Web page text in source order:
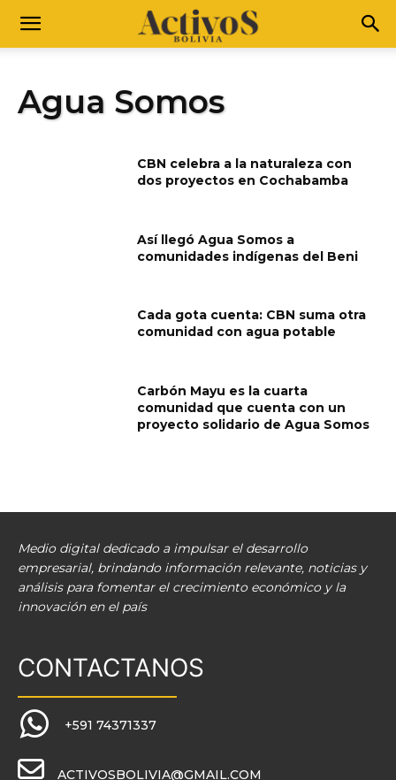
Agua Somos
CBN celebra a la naturaleza con
dos proyectos en Cochabamba
Así llegó Agua Somos a
comunidades indígenas del Beni
Cada gota cuenta: CBN suma otra
comunidad con agua potable
Carbón Mayu es la cuarta
comunidad que cuenta con un
proyecto solidario de Agua Somos
Medio digital dedicado a impulsar el desarrollo
empresarial, brindando información relevante, noticias y
análisis para fomentar el crecimiento económico y la
innovación en el país
CONTACTANOS
+591 74371337
ACTIVOSBOLIVIA@GMAIL.COM